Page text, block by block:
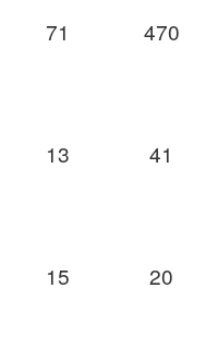
71 470
13 41
15 20